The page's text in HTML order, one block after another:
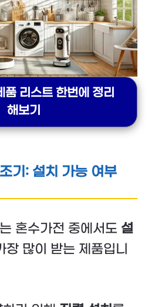
리스트 한번에 정리
해보기
기: 설치 가능 여부
혼수가전 중에서도 설
장 많이 받는 제품입니